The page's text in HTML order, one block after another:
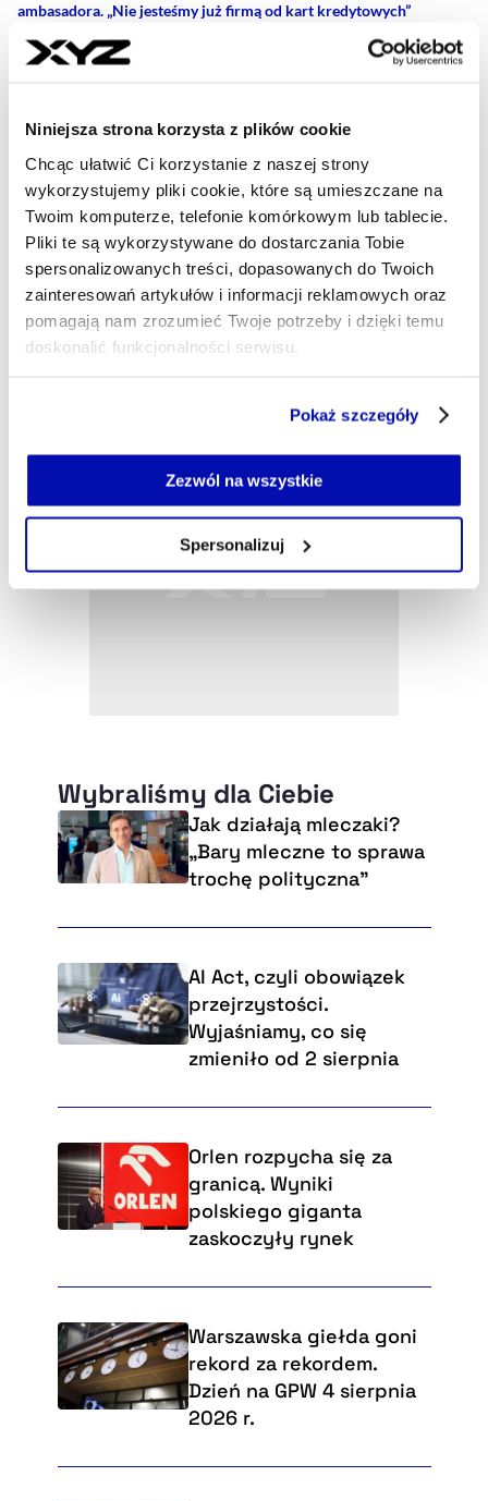
Niniejsza strona korzysta z plików cookie
Chcąc ułatwić Ci korzystanie z naszej strony
wykorzystujemy pliki cookie, które są umieszczane na
Twoim komputerze, telefonie komórkowym lub tablecie.
Pliki te są wykorzystywane do dostarczania Tobie
spersonalizowanych treści, dopasowanych do Twoich
zainteresowań artykułów i informacji reklamowych oraz
pomagają nam zrozumieć Twoje potrzeby i dzięki temu
doskonalić funkcjonalności serwisu.
Jeżeli nie wyrażasz zgody na zapisywanie plików cookie,
możesz łatwo zarządzać swoimi uprawnieniami, np. we
własnej przeglądarce internetowej lub po wybraniu opcji
Pokaż szczegóły
Zezwól na wszystkie
Spersonalizuj
Wybraliśmy dla Ciebie
Jak działają mleczaki?
„Bary mleczne to sprawa
trochę polityczna”
AI Act, czyli obowiązek
przejrzystości.
Wyjaśniamy, co się
zmieniło od 2 sierpnia
Orlen rozpycha się za
granicą. Wyniki
polskiego giganta
zaskoczyły rynek
Warszawska giełda goni
rekord za rekordem.
Dzień na GPW 4 sierpnia
2026 r.
ambasadora. „Nie jesteśmy już firmą od kart kredytowych”
PIOTR SOBOLEWSKI- AUTOR ARTYKUŁU - PROFIL
Dziennikarz
W XYZ piszę o bankach, ubezpieczycielach i
innych instytucjach finansowych. Staram się
opisywać skomplikowane zjawiska prostym
językiem. Lubię analizować regulacje i modele
biznesowe firm, wyłapywać trendy i zastanawiać
się nad ich implikacjami.
piotr.sobolewski@xyz.pl